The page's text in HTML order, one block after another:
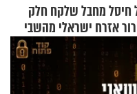
חיסל מחבל שלקח חלק
אזרח ישראלי מהשבי